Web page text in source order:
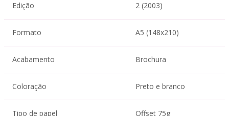
Edição 2 (2003)
Formato A5 (148x210)
Acabamento Brochura
Coloração Preto e branco
Tipo de papel Offset 75g